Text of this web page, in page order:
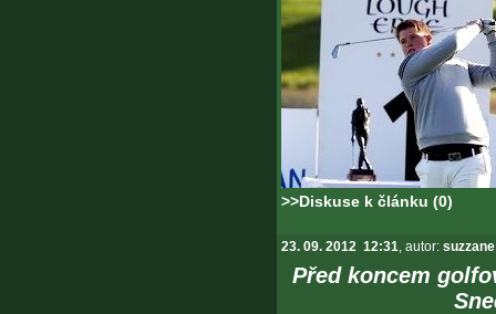
>>Diskuse k článku (0)
23. 09. 2012 12:31, autor: suzzane
Před koncem